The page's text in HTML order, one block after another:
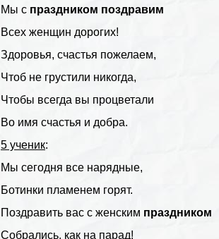
Мы с праздником поздравим
Всех женщин дорогих!
Здоровья, счастья пожелаем,
Чтоб не грустили никогда,
Чтобы всегда вы процветали
Во имя счастья и добра.
5 ученик:
Мы сегодня все нарядные,
Ботинки пламенем горят.
Поздравить вас с женским праздником
Собрались, как на парад!